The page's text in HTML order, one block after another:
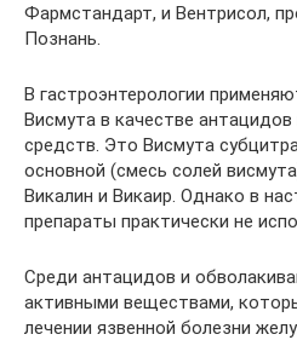
Фармстандарт, и Вентрисол,
Познань.
В гастроэнтерологии
Висмута в качестве
средств. Это Висмута
основной (смесь солей
Викалин и Викаир. Однако в
препараты практически не
Среди антацидов и
активными веществами,
лечении язвенной болезни